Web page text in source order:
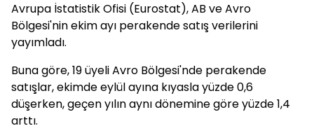
Avrupa İstatistik Ofisi (Eurostat), AB ve Avro
Bölgesi'nin ekim ayı perakende satış verilerini
yayımladı.
Buna göre, 19 üyeli Avro Bölgesi'nde perakende
satışlar, ekimde eylül ayına kıyasla yüzde 0,6
düşerken, geçen yılın aynı dönemine göre yüzde 1,4
arttı.